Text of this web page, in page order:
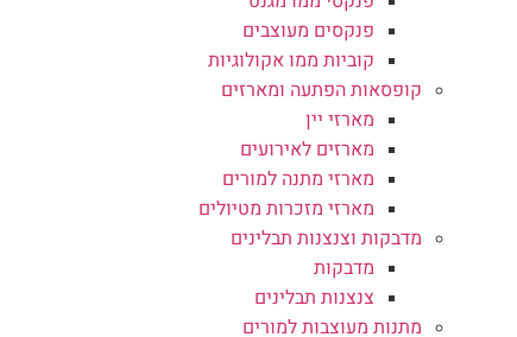
פנקסים מעוצבים
קוביות ממו אקולוגיות
קופסאות הפתעה ומארזים
מארזי יין
מארזים לאירועים
מארזי מתנה למורים
מארזי מזכרות מטיולים
מדבקות וצנצנות תבלינים
מדבקות
צנצנות תבלינים
מתנות מעוצבות למורים